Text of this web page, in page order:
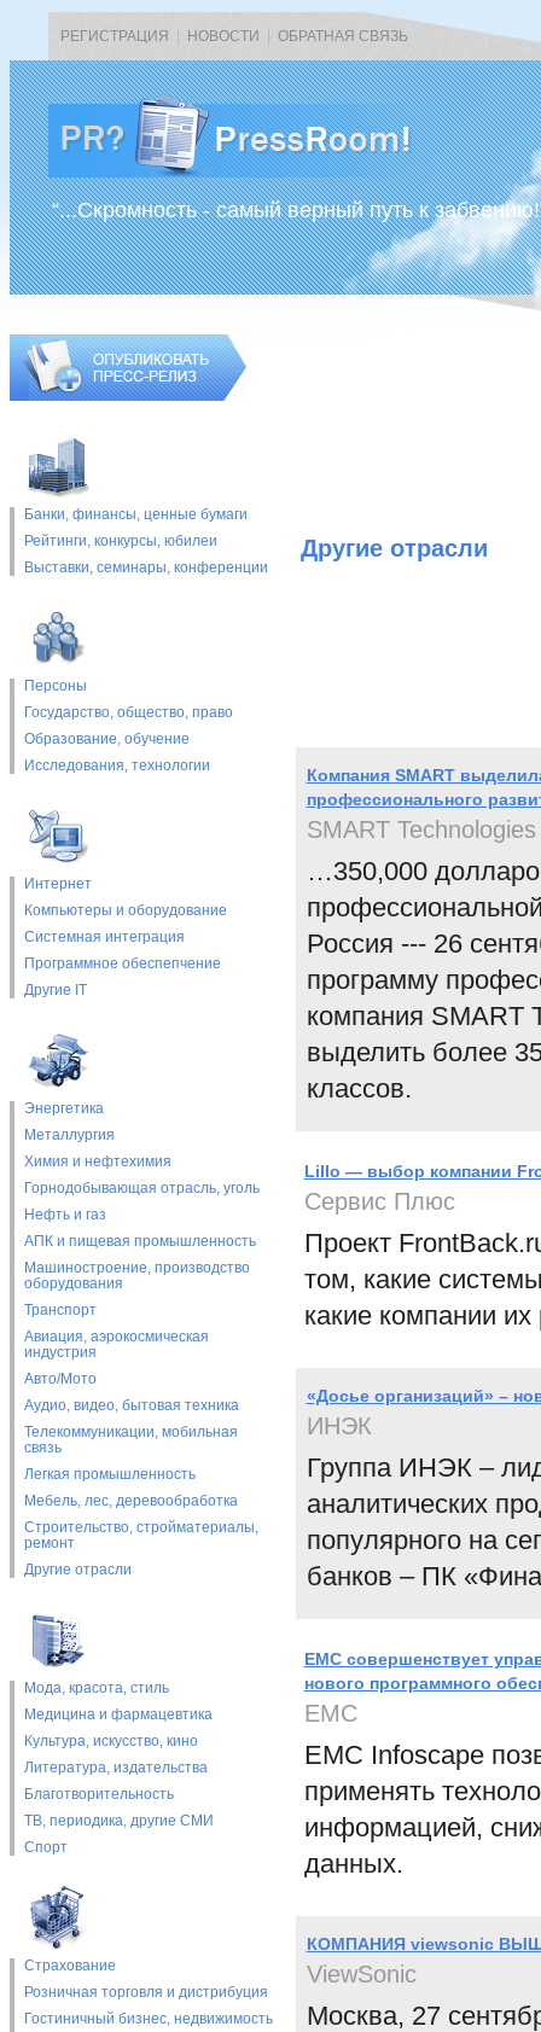
РЕГИСТРАЦИЯ НОВОСТИ ОБРАТНАЯ СВЯЗЬ
“...Скромность - самый верный путь к
Банки, финансы, ценные бумаги
Рейтинги, конкурсы, юбилеи
Выставки, cеминары, конференции
Персоны
Государство, общество, право
Образование, обучение
Исследования, технологии
Интернет
Компьютеры и оборудование
Системная интеграция
Программное обеспепчение
Другие IT
Энергетика
Металлургия
Химия и нефтехимия
Горнодобывающая отрасль, уголь
Нефть и газ
АПК и пищевая промышленность
Машиностроение, производство
оборудования
Транспорт
Авиация, аэрокосмическая
индустрия
Авто/Мото
Аудио, видео, бытовая техника
Телекоммуникации, мобильная
связь
Легкая промышленность
Мебель, лес, деревообработка
Строительство, стройматериалы,
ремонт
Другие отрасли
Мода, красота, стиль
Медицина и фармацевтика
Культура, искусство, кино
Литература, издательства
Благотворительность
ТВ, периодика, другие СМИ
Спорт
Страхование
Розничная торговля и дистрибуция
Гостиничный бизнес, недвижимость
Другие отрасли
Компания SMART
профессионального
SMART Technologies
…350,000
Россия --- 26
программу
компания SMART
выделить более
классов.
Lillo — выбор компании
Сервис Плюс
Проект
том, какие
какие компании
«Досье организаций» –
ИНЭК
Группа ИНЭК –
аналитических
популярного на
банков – ПК
EMC совершенствует
нового программного
EMC
EMC Infoscape
применять
информацией,
данных.
КОМПАНИЯ viewsonic
ViewSonic
Москва, 27